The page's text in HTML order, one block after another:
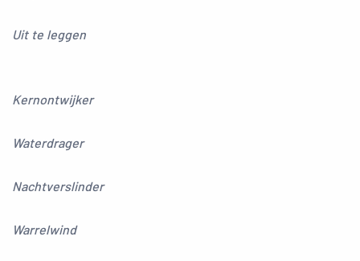
Uit te leggen
Kernontwijker
Waterdrager
Nachtverslinder
Warrelwind